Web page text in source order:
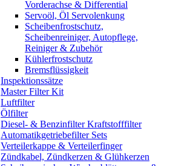
Vorderachse & Differential
Servoöl, Öl Servolenkung
Scheibenfrostschutz,
Scheibenreiniger, Autopflege,
Reiniger & Zubehör
Kühlerfrostschutz
Bremsflüssigkeit
Inspektionssätze
Master Filter Kit
Luftfilter
Ölfilter
Diesel- & Benzinfilter Kraftstofffilter
Automatikgetriebefilter Sets
Verteilerkappe & Verteilerfinger
Zündkabel, Zündkerzen & Glühkerzen